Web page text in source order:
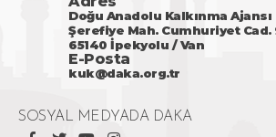
Doğu Anadolu Kalkınma Ajansı
Şerefiye Mah. Cumhuriyet Cad.
65140 İpekyolu / Van
E-Posta
kuk@daka.org.tr
SOSYAL MEDYADA DAKA